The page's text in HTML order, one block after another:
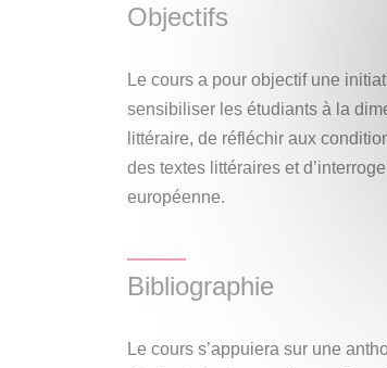
hiérarchies, à l’universalité et à
singularité, de la sensibilité et de
et à la pluralité des langues, ce
mouvement européen qui œuvra
nationales et populaires en
unique et universel. En
donnera un aperçu de la
allemand, anglais et français) et
l’imagination et au sentiment
Objectifs
Le cours a pour objectif une
sensibiliser les étudiants à la
littéraire, de réfléchir aux
des textes littéraires et
européenne.
Bibliographie
Le cours s’appuiera sur une